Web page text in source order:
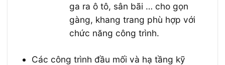
ga ra ô tô, sân bãi … cho gọn
gàng, khang trang phù hợp với
chức năng công trình.
Các công trình đầu mối và hạ tầng kỹ